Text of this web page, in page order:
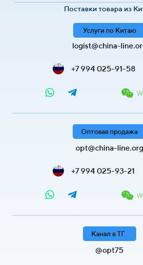
Поставки товара из
Услуги по Китаю
logist@china-
+7 994 025-91-58
Оптовая продажа
opt@china-line.org
+7 994 025-93-21
Канал в ТГ
@opt75